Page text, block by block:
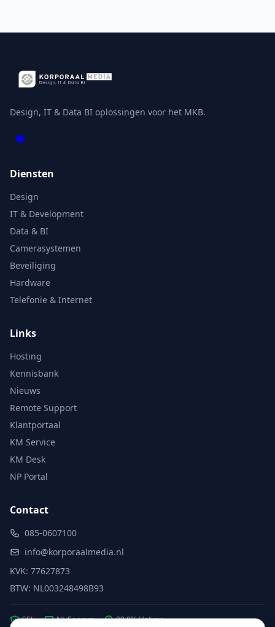
Design, IT & Data BI oplossingen voor het MKB.
Diensten
Design
IT & Development
Data & BI
Camerasystemen
Beveiliging
Hardware
Telefonie & Internet
Links
Hosting
Kennisbank
Nieuws
Remote Support
Klantportaal
KM Service
KM Desk
NP Portal
Contact
085-0607100
info@korporaalmedia.nl
KVK: 77627873
BTW: NL003248498B93
SSL NL Servers 99.9% Uptime